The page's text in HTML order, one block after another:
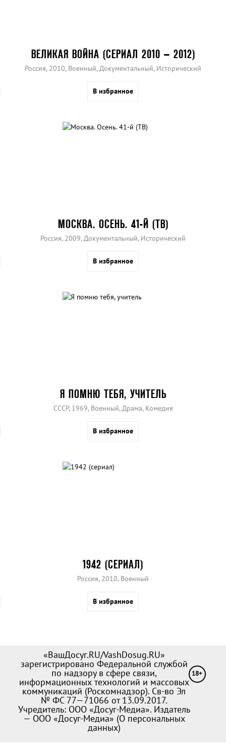
ВЕЛИКАЯ ВОЙНА (СЕРИАЛ 2010 – 2012)
Россия, 2010, Военный, Документальный, Исторический
В избранное
МОСКВА. ОСЕНЬ. 41-Й (ТВ)
Россия, 2009, Документальный, Исторический
В избранное
Я ПОМНЮ ТЕБЯ, УЧИТЕЛЬ
СССР, 1969, Военный, Драма, Комедия
В избранное
1942 (СЕРИАЛ)
Россия, 2010, Военный
В избранное
«ВашДосуг.RU/VashDosug.RU»
зарегистрировано Федеральной службой
по надзору в сфере связи,
информационных технологий и массовых
коммуникаций (Роскомнадзор). Св-во Эл
№ ФС 77—71066 от 13.09.2017.
Учредитель: ООО «Досуг-Медиа». Издатель
— ООО «Досуг-Медиа» (О персональных
данных)
18+